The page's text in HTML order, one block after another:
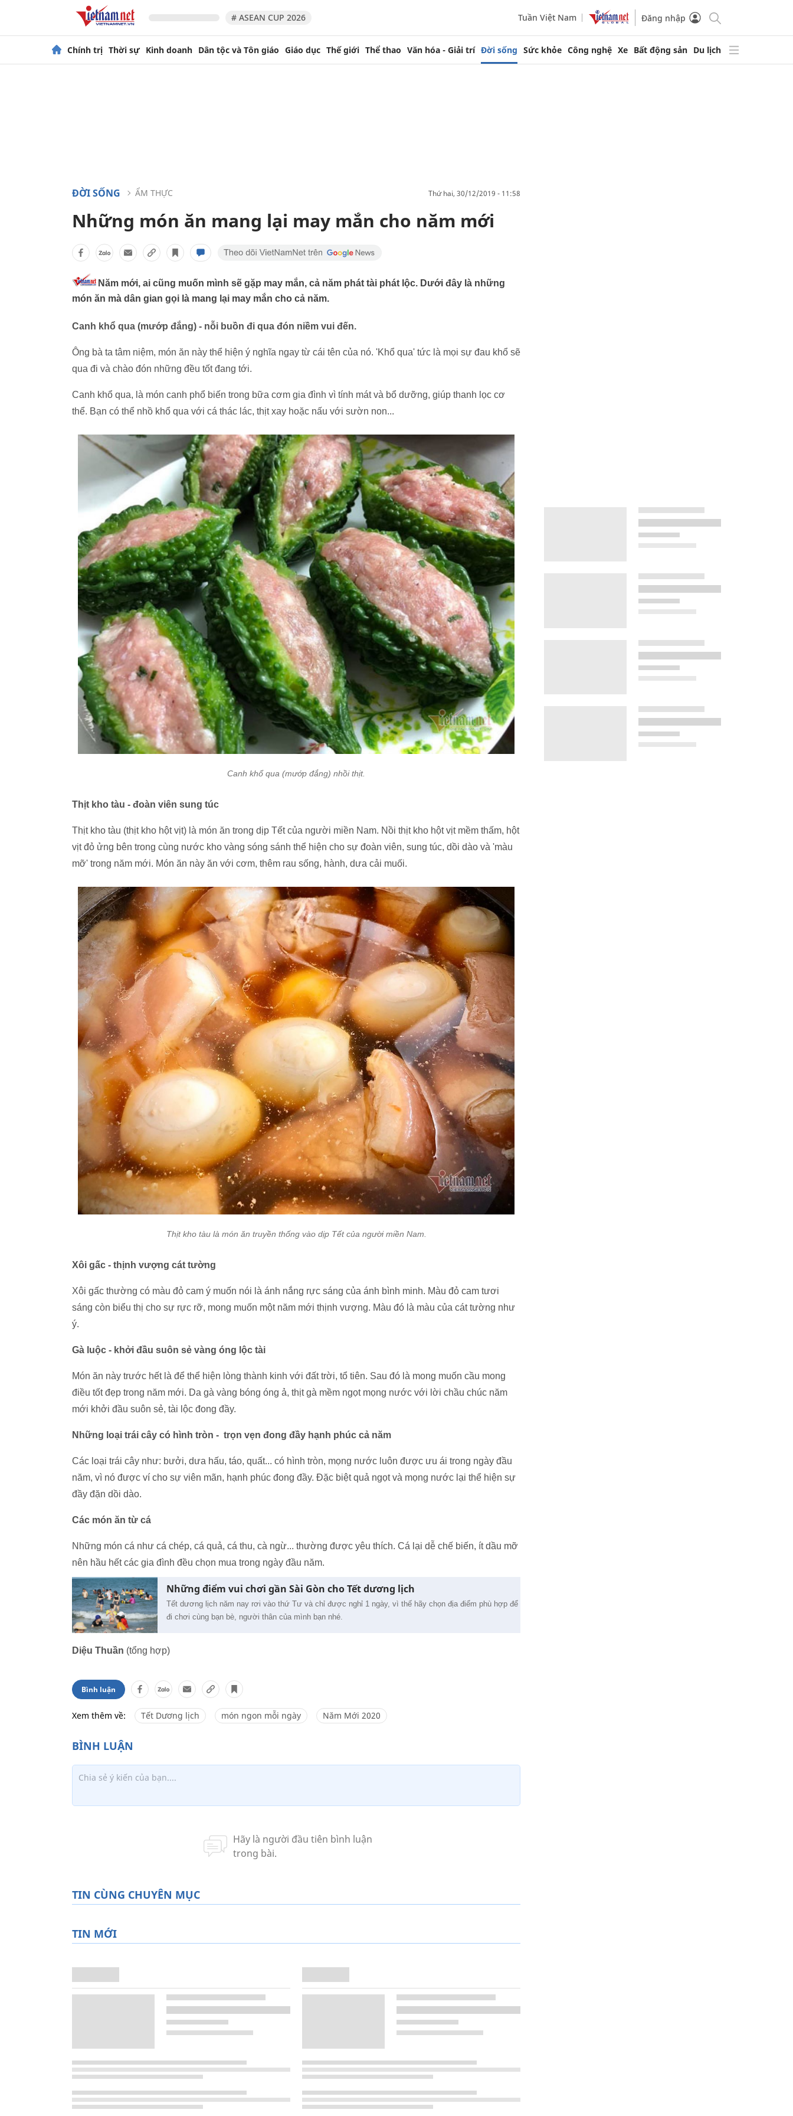
# ASEAN CUP 2026 Tuần Việt Nam Đăng nhập
Chính trị Thời sự Kinh doanh Dân tộc và Tôn giáo Giáo dục Thế giới Thể thao Văn hóa - Giải trí Đời sống Sức khỏe Công nghệ Xe Bất động sản Du lịch
ĐỜI SỐNG ẨM THỰC thứ hai, 30/12/2019 - 11:58
Những món ăn mang lại may mắn cho năm mới
Năm mới, ai cũng muốn mình sẽ gặp may mắn, cả năm phát tài phát lộc. Dưới đây là những
món ăn mà dân gian gọi là mang lại may mắn cho cả năm.
Canh khổ qua (mướp đắng) - nỗi buồn đi qua đón niềm vui đến.
Ông bà ta tâm niệm, món ăn này thể hiện ý nghĩa ngay từ cái tên của nó. 'Khổ qua' tức là mọi sự đau khổ sẽ
qua đi và chào đón những đều tốt đang tới.
Canh khổ qua, là món canh phổ biến trong bữa cơm gia đình vì tính mát và bổ dưỡng, giúp thanh lọc cơ
thể. Bạn có thể nhồ khổ qua với cá thác lác, thịt xay hoặc nấu với sườn non...
Canh khổ qua (mướp đắng) nhồi thịt.
Thịt kho tàu - đoàn viên sung túc
Thịt kho tàu (thịt kho hột vịt) là món ăn trong dịp Tết của người miền Nam. Nồi thịt kho hột vịt mềm thấm, hột
vịt đỏ ửng bên trong cùng nước kho vàng sóng sánh thể hiện cho sự đoàn viên, sung túc, dồi dào và 'màu
mỡ' trong năm mới. Món ăn này ăn với cơm, thêm rau sống, hành, dưa cải muối.
Thịt kho tàu là món ăn truyền thống vào dịp Tết của người miền Nam.
Xôi gấc - thịnh vượng cát tường
Xôi gấc thường có màu đỏ cam ý muốn nói là ánh nắng rực sáng của ánh bình minh. Màu đỏ cam tươi
sáng còn biểu thị cho sự rực rỡ, mong muốn một năm mới thịnh vượng. Màu đó là màu của cát tường như
ý.
Gà luộc - khởi đầu suôn sẻ vàng óng lộc tài
Món ăn này trước hết là để thể hiện lòng thành kinh với đất trời, tổ tiên. Sau đó là mong muốn cầu mong
điều tốt đẹp trong năm mới. Da gà vàng bóng óng ả, thịt gà mềm ngọt mọng nước với lời chầu chúc năm
mới khởi đầu suôn sẻ, tài lộc đong đầy.
Những loại trái cây có hình tròn - trọn vẹn đong đầy hạnh phúc cả năm
Các loại trái cây như: bưởi, dưa hấu, táo, quất... có hình tròn, mọng nước luôn được ưu ái trong ngày đầu
năm, vì nó được ví cho sự viên mãn, hạnh phúc đong đầy. Đặc biệt quả ngọt và mọng nước lại thể hiện sự
đầy đặn dồi dào.
Các món ăn từ cá
Những món cá như cá chép, cá quả, cá thu, cà ngừ... thường được yêu thích. Cá lại dễ chế biến, ít dầu mỡ
nên hầu hết các gia đình đều chọn mua trong ngày đầu năm.
Những điểm vui chơi gần Sài Gòn cho Tết dương lịch
Tết dương lịch năm nay rơi vào thứ Tư và chỉ được nghỉ 1 ngày, vì thế hãy chọn địa điểm phù hợp để
đi chơi cùng bạn bè, người thân của mình bạn nhé.
Diệu Thuần (tổng hợp)
Bình luận
Xem thêm về: Tết Dương lịch món ngon mỗi ngày Năm Mới 2020
TIN CÙNG CHUYÊN MỤC
TIN MỚI